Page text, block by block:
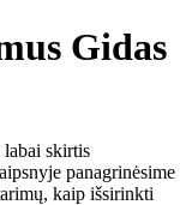
Gidas
labai skirtis
panagrinėsime
kaip išsirinkti